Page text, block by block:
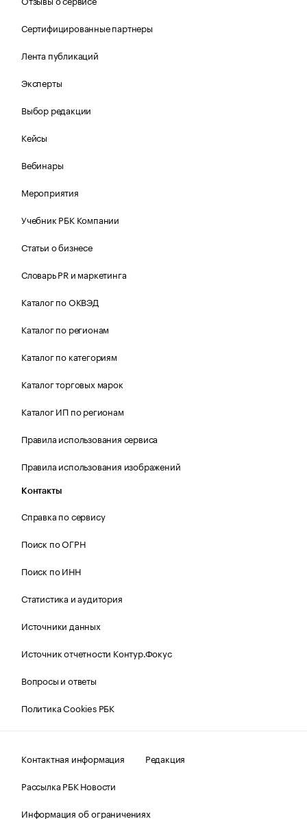
Сертифицированные партнеры
Лента публикаций
Эксперты
Выбор редакции
Кейсы
Вебинары
Мероприятия
Учебник РБК Компании
Статьи о бизнесе
Словарь PR и маркетинга
Каталог по ОКВЭД
Каталог по регионам
Каталог по категориям
Каталог торговых марок
Каталог ИП по регионам
Правила использования сервиса
Правила использования изображений
Контакты
Справка по сервису
Поиск по ОГРН
Поиск по ИНН
Статистика и аудитория
Источники данных
Источник отчетности Контур.Фокус
Вопросы и ответы
Политика Cookies РБК
Контактная информация
Редакция
Рассылка РБК Новости
Информация об ограничениях